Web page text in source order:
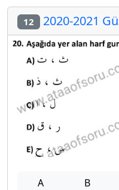
12 2020-2021
A B